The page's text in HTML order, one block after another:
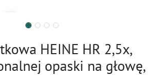
HEINE HR 2,5x,
opaski na głowę,